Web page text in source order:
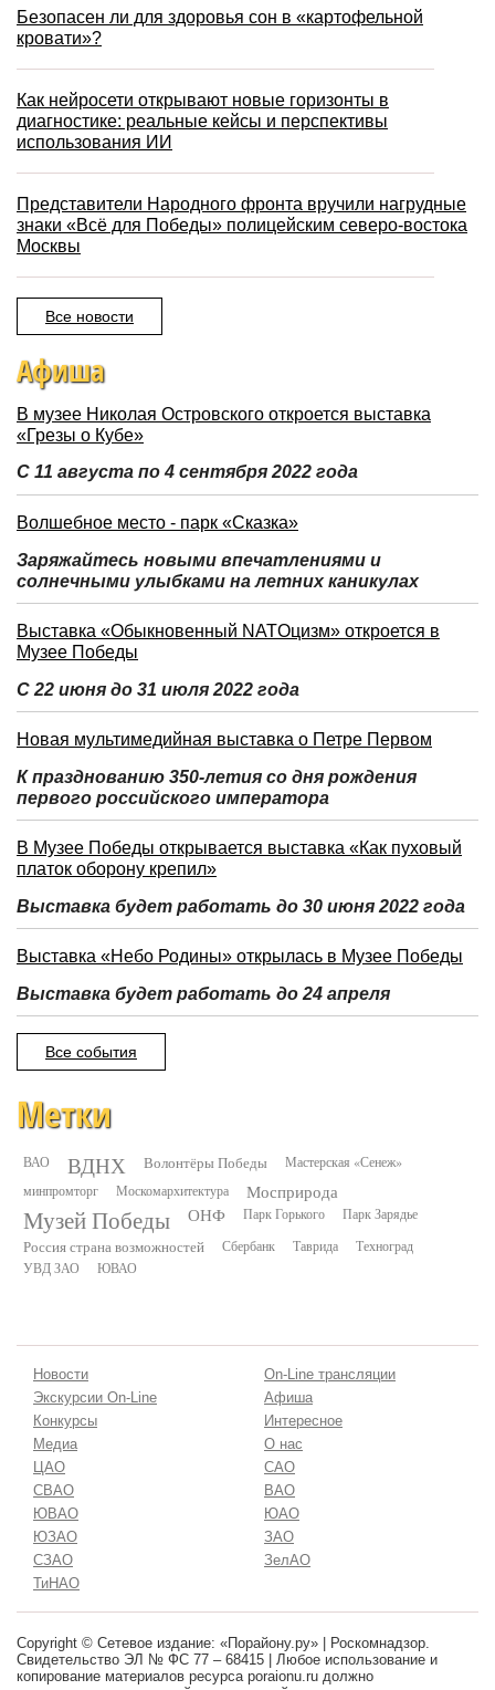
Безопасен ли для здоровья сон в «картофельной
кровати»?
Как нейросети открывают новые горизонты в
диагностике: реальные кейсы и перспективы
использования ИИ
Представители Народного фронта вручили нагрудные
знаки «Всё для Победы» полицейским северо-востока
Москвы
Все новости
Афиша
В музее Николая Островского откроется выставка
«Грезы о Кубе»
С 11 августа по 4 сентября 2022 года
Волшебное место - парк «Сказка»
Заряжайтесь новыми впечатлениями и
солнечными улыбками на летних каникулах
Выставка «Обыкновенный NATOцизм» откроется в
Музее Победы
С 22 июня до 31 июля 2022 года
Новая мультимедийная выставка о Петре Первом
К празднованию 350-летия со дня рождения
первого российского императора
В Музее Победы открывается выставка «Как пуховый
платок оборону крепил»
Выставка будет работать до 30 июня 2022 года
Выставка «Небо Родины» открылась в Музее Победы
Выставка будет работать до 24 апреля
Все события
Метки
ВАО ВДНХ Волонтёры Победы
Мастерская «Сенеж»
минпромторг
Москомархитектура Мосприрода
Музей Победы ОНФ Парк Горького Парк Зарядье
Россия страна возможностей Сбербанк Таврида
Техноград
УВД ЗАО
ЮВАО
Новости
On-Line трансляции
Экскурсии On-Line
Афиша
Конкурсы
Интересное
Медиа
О нас
ЦАО
САО
СВАО
ВАО
ЮВАО
ЮАО
ЮЗАО
ЗАО
СЗАО
ЗелАО
ТиНАО
Copyright © Сетевое издание: «Порайону.ру» | Роскомнадзор.
Свидетельство ЭЛ № ФС 77 – 68415 | Любое использование и
копирование материалов ресурса poraionu.ru должно